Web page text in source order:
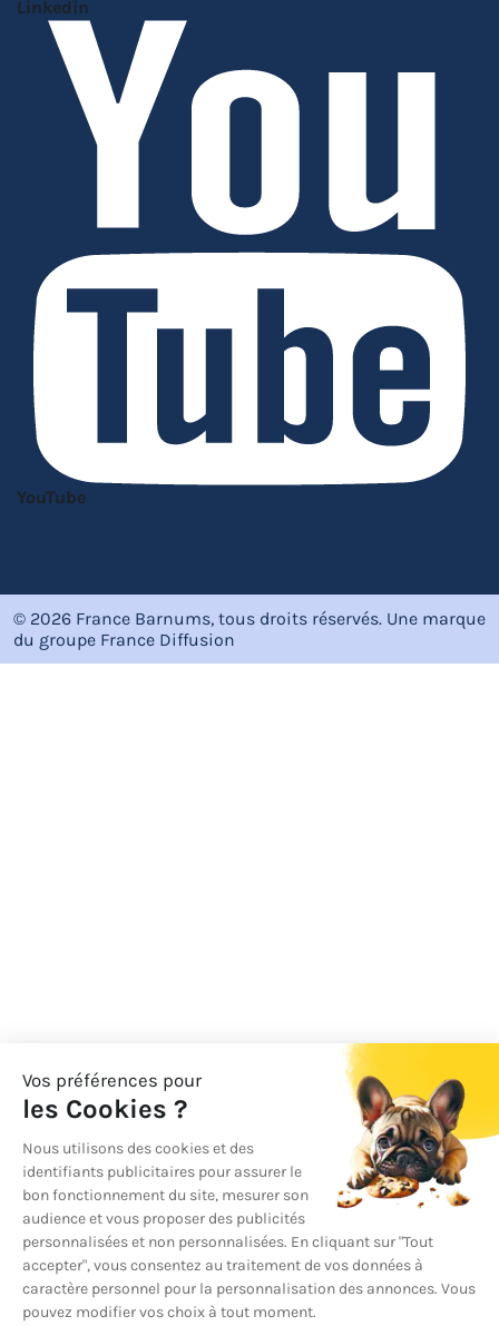
Linkedin
YouTube
© 2026 France Barnums, tous droits réservés. Une marque
du groupe France Diffusion